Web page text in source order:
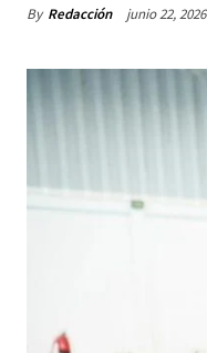
By Redacción junio 22, 2026